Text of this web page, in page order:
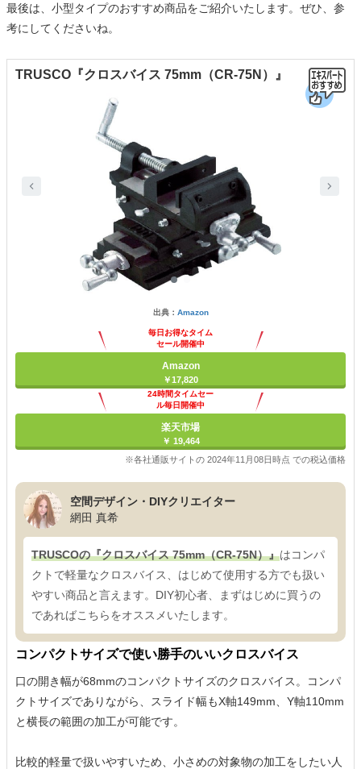
最後は、小型タイプのおすすめ商品をご紹介いたします。ぜひ、参
考にしてくださいね。
TRUSCO『クロスバイス 75mm（CR-75N）』
出典： Amazon
毎日お得なタイム
セール開催中
Amazon
￥17,820
24時間タイムセー
ル毎日開催中
楽天市場
￥ 19,464
※各社通販サイトの 2024年11月08日時点 での税込価格
空間デザイン・DIYクリエイター
網田 真希
TRUSCOの『クロスバイス 75mm（CR-75N）』はコンパ
クトで軽量なクロスバイス、はじめて使用する方でも扱い
やすい商品と言えます。DIY初心者、まずはじめに買うの
であればこちらをオススメいたします。
コンパクトサイズで使い勝手のいいクロスバイス
口の開き幅が68mmのコンパクトサイズのクロスバイス。コンパ
クトサイズでありながら、スライド幅もX軸149mm、Y軸110mm
と横長の範囲の加工が可能です。
比較的軽量で扱いやすいため、小さめの対象物の加工をしたい人